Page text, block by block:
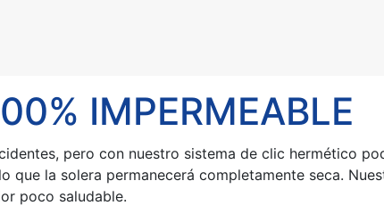
IMPERMEABLE
pero con nuestro sistema de clic hermético
que la solera permanecerá completamente seca.
poco saludable.